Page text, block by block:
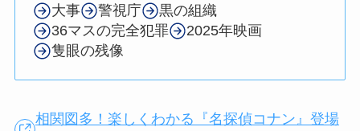
大事
警視庁
黒の組織
36マスの完全犯罪
2025年映画
隻眼の残像
相関図多！楽しくわかる『名探偵コナン』登場